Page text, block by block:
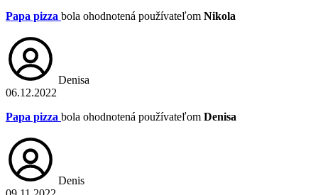
Papa pizza bola ohodnotená používateľom Nikola
Denisa
06.12.2022
Papa pizza bola ohodnotená používateľom Denisa
Denis